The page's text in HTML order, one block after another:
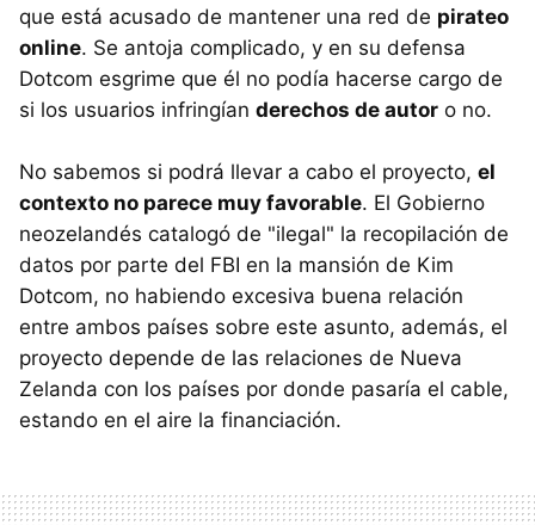
que está acusado de mantener una red de pirateo
online. Se antoja complicado, y en su defensa
Dotcom esgrime que él no podía hacerse cargo de
si los usuarios infringían derechos de autor o no.
No sabemos si podrá llevar a cabo el proyecto, el
contexto no parece muy favorable. El Gobierno
neozelandés catalogó de "ilegal" la recopilación de
datos por parte del FBI en la mansión de Kim
Dotcom, no habiendo excesiva buena relación
entre ambos países sobre este asunto, además, el
proyecto depende de las relaciones de Nueva
Zelanda con los países por donde pasaría el cable,
estando en el aire la financiación.